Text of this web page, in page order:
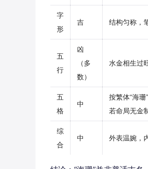
字
形
吉 结构匀称，
五
行
凶
（多
数）
水金相生过
五
格
中
按繁体“海
若命局无金
综
合
中 外表温婉，